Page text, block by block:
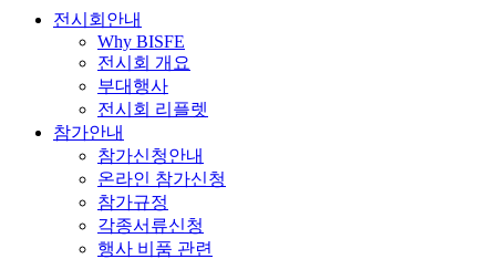
전시회안내
Why BISFE
전시회 개요
부대행사
전시회 리플렛
참가안내
참가신청안내
온라인 참가신청
참가규정
각종서류신청
행사 비품 관련